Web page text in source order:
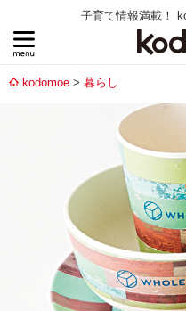
子育て情報満載！
kodomoe 暮らし